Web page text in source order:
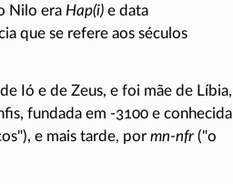
Nilo era Hap(i)e data
que se refere aos séculos
Ió e de Zeus, e foi mãe de Líbia,
fundada em -3100e conhecida
e mais tarde, por mn-nfr("o